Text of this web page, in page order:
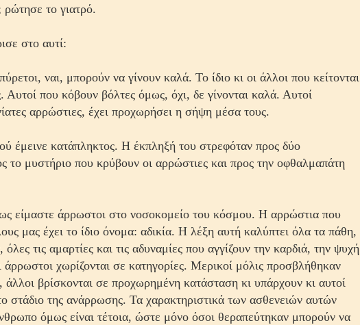
το γιατρό.
στο αυτί:
ναι, μπορούν να γίνουν καλά. Το ίδιο κι οι άλλοι που κείτονται
Αυτοί που κόβουν βόλτες όμως, όχι, δε γίνονται καλά. Αυτοί
αρρώστιες, έχει προχωρήσει η σήψη μέσα τους.
έμεινε κατάπληκτος. Η έκπληξή του στρεφόταν προς δύο
το μυστήριο που κρύβουν οι αρρώστιες και προς την οφθαλμαπάτη
είμαστε άρρωστοι στο νοσοκομείο του κόσμου. Η αρρώστια που
μας έχει το ίδιο όνομα: αδικία. Η λέξη αυτή καλύπτει όλα τα πάθη,
όλες τις αμαρτίες και τις αδυναμίες που αγγίζουν την καρδιά, την ψυχή
χωρίζονται σε κατηγορίες. Μερικοί μόλις προσβλήθηκαν
βρίσκονται σε προχωρημένη κατάσταση κι υπάρχουν κι αυτοί
στάδιο της ανάρρωσης. Τα χαρακτηριστικά των ασθενειών αυτών
όμως είναι τέτοια, ώστε μόνο όσοι θεραπεύτηκαν μπορούν να